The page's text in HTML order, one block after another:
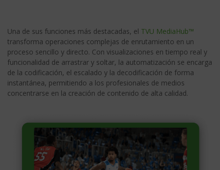
Una de sus funciones más destacadas, el TVU MediaHub™
transforma operaciones complejas de enrutamiento en un
proceso sencillo y directo. Con visualizaciones en tiempo real y
funcionalidad de arrastrar y soltar, la automatización se encarga
de la codificación, el escalado y la decodificación de forma
instantánea, permitiendo a los profesionales de medios
concentrarse en la creación de contenido de alta calidad.